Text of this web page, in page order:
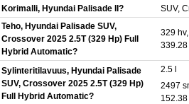
Korimalli, Hyundai Palisade II?
SUV,
Teho, Hyundai Palisade SUV,
Crossover 2025 2.5T (329 Hp) Full
Hybrid Automatic?
329
339.28
Sylinteritilavuus, Hyundai Palisade
SUV, Crossover 2025 2.5T (329 Hp)
Full Hybrid Automatic?
2.5 l
2497
152.38